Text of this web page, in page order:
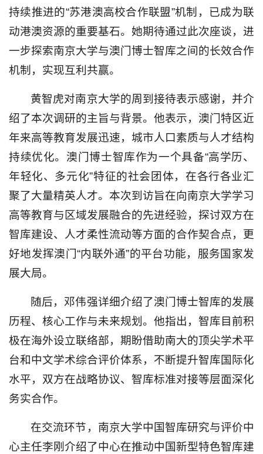
持续推进的“苏港澳高校合作联盟”机制，已成为联
动港澳资源的重要基石。她期待通过此次座谈，进
一步探索南京大学与澳门博士智库之间的长效合作
机制，实现互利共赢。
黄智虎对南京大学的周到接待表示感谢，并介
绍了本次调研的主旨与背景。他表示，澳门特区近
年来高等教育发展迅速，城市人口素质与人才结构
持续优化。澳门博士智库作为一个具备“高学历、
年轻化、多元化”特征的社会团体，在各行各业汇
聚了大量精英人才。本次到访旨在向南京大学学习
高等教育与区域发展融合的先进经验，探讨双方在
智库建设、人才柔性流动等方面的合作契合点，更
好地发挥澳门“内联外通”的平台功能，服务国家发
展大局。
随后，邓伟强详细介绍了澳门博士智库的发展
历程、核心工作与未来规划。他指出，智库目前积
极在海外设立联络部，期盼借助南大的顶尖学术平
台和中文学术综合评价体系，不断提升智库国际化
水平，双方在战略协议、智库标准对接等层面深化
务实合作。
在交流环节，南京大学中国智库研究与评价中
心主任李刚介绍了中心在推动中国新型特色智库建